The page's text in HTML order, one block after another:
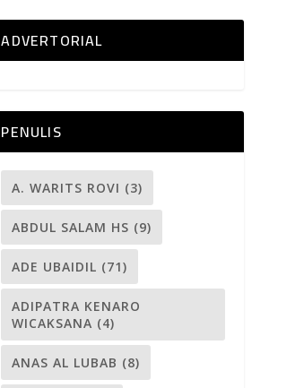
ADVERTORIAL
PENULIS
A. WARITS ROVI (3)
ABDUL SALAM HS (9)
ADE UBAIDIL (71)
ADIPATRA KENARO
WICAKSANA (4)
ANAS AL LUBAB (8)